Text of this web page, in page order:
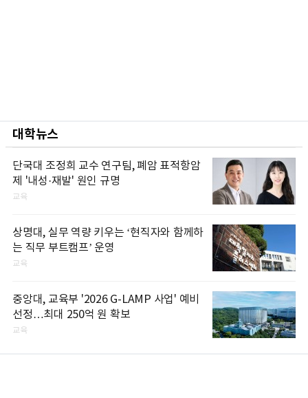
대학뉴스
단국대 조정희 교수 연구팀, 폐암 표적항암
제 '내성·재발' 원인 규명
교육
상명대, 실무 역량 키우는 ‘현직자와 함께하
는 직무 부트캠프’ 운영
교육
중앙대, 교육부 '2026 G-LAMP 사업' 예비
선정…최대 250억 원 확보
교육